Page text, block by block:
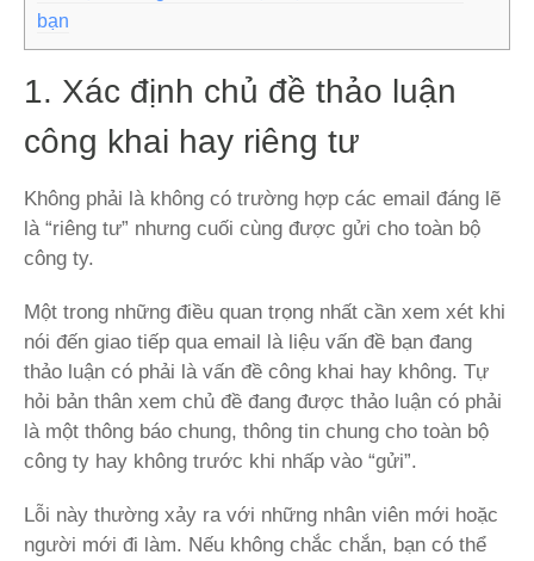
bạn
1. Xác định chủ đề thảo luận
công khai hay riêng tư
Không phải là không có trường hợp các email đáng lẽ
là “riêng tư” nhưng cuối cùng được gửi cho toàn bộ
công ty.
Một trong những điều quan trọng nhất cần xem xét khi
nói đến giao tiếp qua email là liệu vấn đề bạn đang
thảo luận có phải là vấn đề công khai hay không. Tự
hỏi bản thân xem chủ đề đang được thảo luận có phải
là một thông báo chung, thông tin chung cho toàn bộ
công ty hay không trước khi nhấp vào “gửi”.
Lỗi này thường xảy ra với những nhân viên mới hoặc
người mới đi làm. Nếu không chắc chắn, bạn có thể